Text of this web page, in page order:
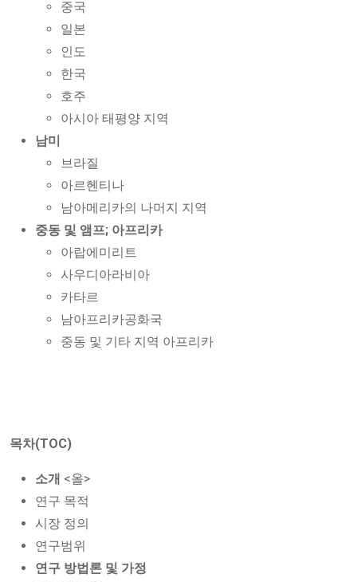
중국
일본
인도
한국
호주
아시아 태평양 지역
남미
브라질
아르헨티나
남아메리카의 나머지 지역
중동 및 앰프; 아프리카
아랍에미리트
사우디아라비아
카타르
남아프리카공화국
중동 및 기타 지역 아프리카
목차(TOC)
소개 <올>
연구 목적
시장 정의
연구범위
연구 방법론 및 가정